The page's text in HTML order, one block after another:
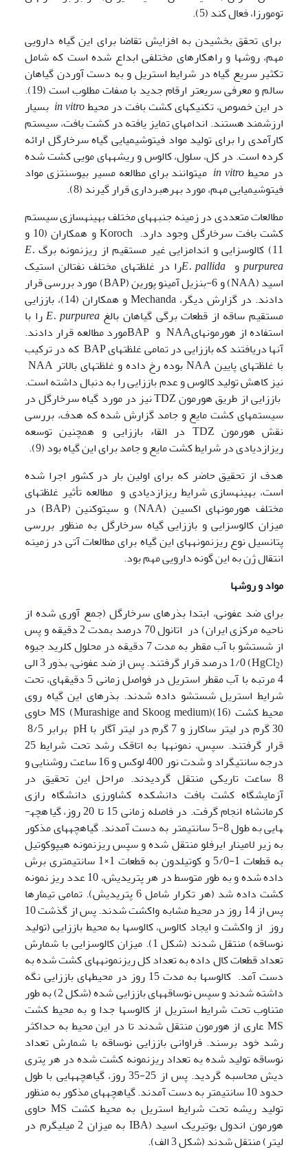
تومورزا، فعال کند (5).
برای تحقق بخشیدن به افزایش تقاضا برای این گیاه دارویی
مهم، روش­ها و راهکارهای مختلفی ابداع شده است که شامل
تکثیر سریع گیاه در شرایط استریل و به دست آوردن گیاهان
سالم و معرفی سریع­تر ارقام جدید با صفات مطلوب است (19).
در این خصوص، تکنیکهای کشت بافت در محیطin vitro بسیار
ارزشمند هستند. اندامهای تمایز یافته در کشت بافت، سیستم
کارآمدی را برای تولید مواد فیتوشیمیایی گیاه سرخارگل ارائه
کرده است. در کل، سلول، کالوس و ریشه­های مویی کشت شده
در محیطin vitro می­توانند برای مطالعه مسیر بیوسنتزی مواد
فیتوشیمیایی مهم، مورد بهره­برداری قرار گیرند (8).
مطالعات متعددی در زمینه جنبه­های مختلف بهینه­سازی سیستم
کشت بافت سرخارگل وجود دارد. Koroch و همکاران (10 و
11) کالوس­زایی و اندام­زایی غیر مستقیم از ریزنمونه برگ
E.
purpureaو E. pallidaرا در غلظتهای مختلف نفتالن استیک
اسید (NAA) و 6-بنزیل آمینو پورین (BAP) مورد بررسی قرار
دادند. در گزارش دیگر، Mechanda و همکاران (14)، باززایی
مستقیم ساقه از قطعات برگی گیاهان بالغE. purpureaرا با
استفاده از هورمونهایNAA و BAPمورد مطالعه قرار دادند.
آنها دریافتند که باززایی در تمامی غلظتهای BAP که در ترکیب
نیز کاهش تولید کالوس و عدم باززایی را به دنبال داشته است.
باززایی از طریق هورمون TDZ نیز در مورد گیاه سرخارگل در
سیستمهای کشت مایع و جامد گزارش شده که هدف، بررسی
نقش هورمون TDZ در القاء باززایی و همچنین توسعه
ریزازدیادی در شرایط کشت مایع و جامد برای این گیاه بود (9).
هدف از تحقیق حاضر که برای اولین بار در کشور اجرا شده
است، بهینه­سازی شرایط ریزازدیادی و مطالعه تأثیر غلظتهای
مختلف هورمونهای اکسین (NAA) و سیتوکنین (BAP) در
میزان کالوس­زایی و باززایی گیاه سرخارگل به منظور بررسی
پتانسیل نوع ریزنمونه­های این گیاه برای مطالعات آتی در زمینه
انتقال ژن به این گونه دارویی مهم بود.
مواد و روشها
برای ضد عفونی، ابتدا بذرهای سرخارگل (جمع آوری شده از
ناحیه مرکزی ایران) در اتانول 70 درصد بمدت 2 دقیقه و پس
از شستشو با آب مقطر به مدت 7 دقیقه در محلول کلرید جیوه
(HgCl
2
) 1/0 درصد قرار گرفتند. پس از ضد عفونی، بذور 3 الی
4 مرتبه با آب مقطر استریل در فواصل زمانی 5 دقیقه­ای، تحت
شرایط استریل شستشو داده شدند. بذرهای این گیاه روی
محیط کشت MS (Murashige and Skoog medium)(16) حاوی
30 گرم در لیتر ساکارز و 7 گرم در لیتر آگار با pH برابر 8/5
قرار گرفتند. سپس، نمونه­ها به اتاقک رشد تحت شرایط 25
درجه سانتی­گراد و شدت نور 400 لوکس و 16 ساعت روشنایی و
8 ساعت تاریکی منتقل گردیدند. مراحل این تحقیق در
آزمایشگاه کشت بافت دانشکده کشاورزی دانشگاه رازی
کرمانشاه انجام گرفت. در فاصله زمانی 15 تا 20 روز، گیاهچه­
هایی به طول 8-5 سانتیمتر به دست آمدند. گیاهچه­های مذکور
به زیر لامینار ایرفلو منتقل شده و سپس ریزنمونه هیپوکوتیل
به قطعات 1-5/0 و کوتیلدون به قطعات 1×1 سانتیمتری برش
داده شده و به طور متوسط در هر پتری­دیش، 10 عدد ریز نمونه
کشت داده شد (هر تکرار شامل 6 پتری­دیش). تمامی تیمارها
پس از 14 روز در محیط مشابه واکشت شدند. پس از گذشت 10
روز از واکشت و ایجاد کالوس، کالوسها به محیط باززایی (تولید
نوساقه) منتقل شدند (شکل 1). میزان کالوس­زایی با شمارش
تعداد قطعات کال داده به تعداد کل ریزنمونه­های کشت شده به
دست آمد. کالوسها به مدت 15 روز در محیط­های باززایی نگه
داشته شدند و سپس نوساقه­های باززایی شده (شکل 2) به طور
متناوب تحت شرایط استریل از کالوسها جدا و به محیط کشت
MS عاری از هورمون منتقل شدند تا در این محیط به حداکثر
رشد خود برسند. فراوانی باززایی نوساقه با شمارش تعداد
نوساقه تولید شده به تعداد ریزنمونه کشت شده در هر پتری
دیش محاسبه گردید. پس از 25-35 روز، گیاهچه­هایی با طول
حدود 10 سانتیمتر به دست آمدند. گیاهچه­های مذکور به منظور
تولید ریشه تحت شرایط استریل به محیط کشت MS حاوی
هورمون اندول بوتیریک اسید (IBA به میزان 2 میلی­گرم در
لیتر) منتقل شدند (شکل 3 الف).